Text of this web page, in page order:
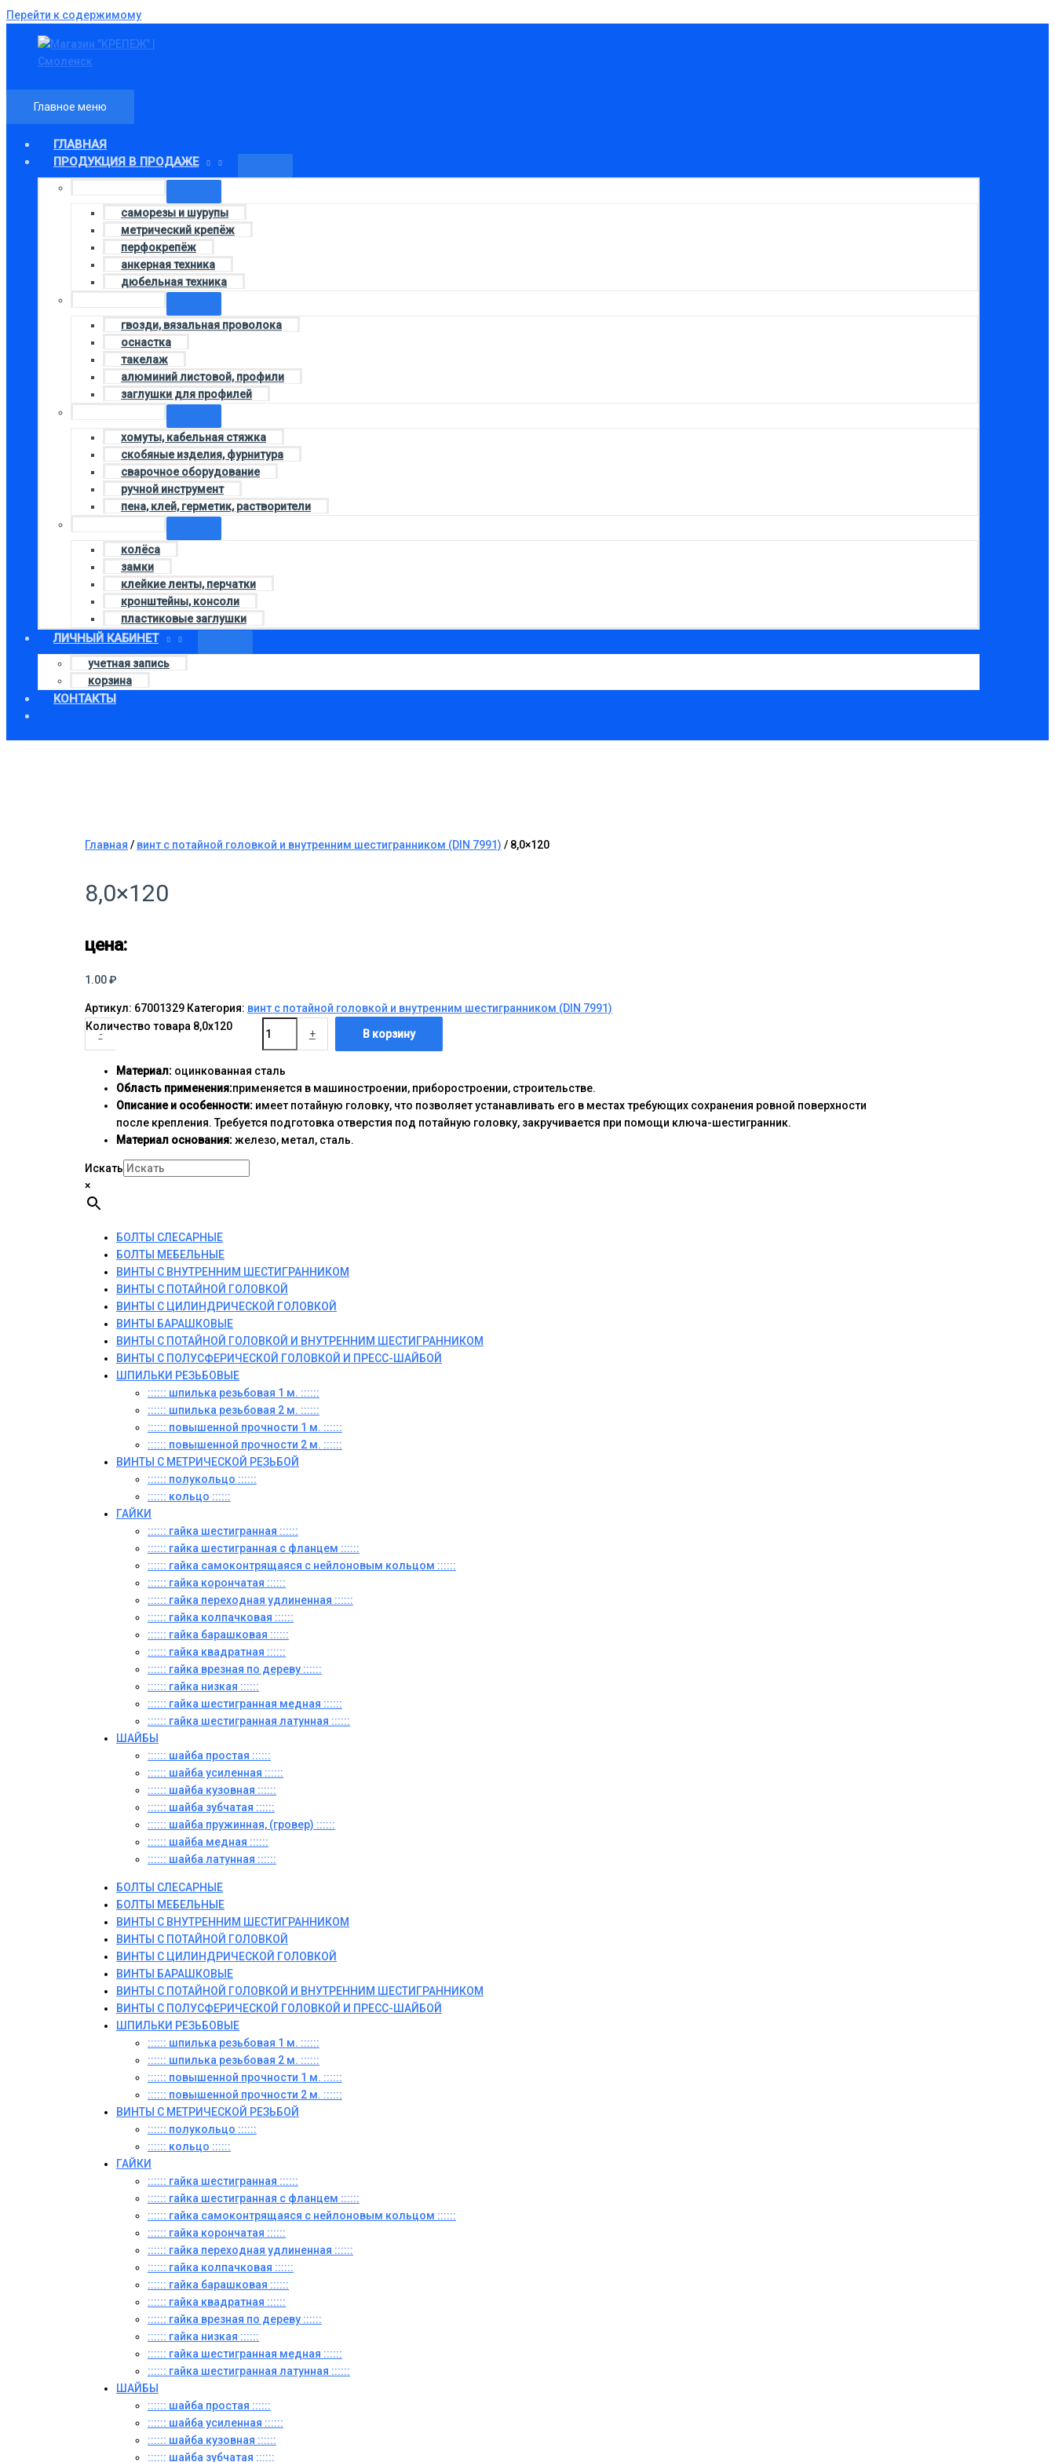
Перейти к содержимому
Главное меню
ГЛАВНАЯ
ПРОДУКЦИЯ В ПРОДАЖЕ
саморезы и шурупы
метрический крепёж
перфокрепёж
анкерная техника
дюбельная техника
гвозди, вязальная проволока
оснастка
такелаж
алюминий листовой, профили
заглушки для профилей
хомуты, кабельная стяжка
скобяные изделия, фурнитура
сварочное оборудование
ручной инструмент
пена, клей, герметик, растворители
колёса
замки
клейкие ленты, перчатки
кронштейны, консоли
пластиковые заглушки
ЛИЧНЫЙ КАБИНЕТ
учетная запись
корзина
КОНТАКТЫ
Главная / винт с потайной головкой и внутренним шестигранником (DIN 7991) / 8,0×120
8,0×120
цена:
1.00₽
Артикул: 67001329 Категория: винт с потайной головкой и внутренним шестигранником (DIN 7991)
-
Количество товара 8,0x120
+ В корзину
Материал: оцинкованная сталь
Область применения:применяется в машиностроении, приборостроении, строительстве.
Описание и особенности: имеет потайную головку, что позволяет устанавливать его в местах требующих сохранения ровной поверхности
после крепления. Требуется подготовка отверстия под потайную головку, закручивается при помощи ключа-шестигранник.
Материал основания:железо, метал, сталь.
Искать
×
БОЛТЫ СЛЕСАРНЫЕ
БОЛТЫ МЕБЕЛЬНЫЕ
ВИНТЫ С ВНУТРЕННИМ ШЕСТИГРАННИКОМ
ВИНТЫ С ПОТАЙНОЙ ГОЛОВКОЙ
ВИНТЫ С ЦИЛИНДРИЧЕСКОЙ ГОЛОВКОЙ
ВИНТЫ БАРАШКОВЫЕ
ВИНТЫ С ПОТАЙНОЙ ГОЛОВКОЙ И ВНУТРЕННИМ ШЕСТИГРАННИКОМ
ВИНТЫ С ПОЛУСФЕРИЧЕСКОЙ ГОЛОВКОЙ И ПРЕСС-ШАЙБОЙ
ШПИЛЬКИ РЕЗЬБОВЫЕ
:::::: шпилька резьбовая 1 м. ::::::
:::::: шпилька резьбовая 2 м. ::::::
:::::: повышенной прочности 1 м. ::::::
:::::: повышенной прочности 2 м. ::::::
ВИНТЫ C МЕТРИЧЕСКОЙ РЕЗЬБОЙ
:::::: полукольцо ::::::
:::::: кольцо ::::::
ГАЙКИ
:::::: гайка шестигранная ::::::
:::::: гайка шестигранная с фланцем ::::::
:::::: гайка самоконтрящаяся с нейлоновым кольцом ::::::
:::::: гайка корончатая ::::::
:::::: гайка переходная удлиненная ::::::
:::::: гайка колпачковая ::::::
:::::: гайка барашковая ::::::
:::::: гайка квадратная ::::::
:::::: гайка врезная по дереву ::::::
:::::: гайка низкая ::::::
:::::: гайка шестигранная медная ::::::
:::::: гайка шестигранная латунная ::::::
ШАЙБЫ
:::::: шайба простая ::::::
:::::: шайба усиленная ::::::
:::::: шайба кузовная ::::::
:::::: шайба зубчатая ::::::
:::::: шайба пружинная, (гровер) ::::::
:::::: шайба медная ::::::
:::::: шайба латунная ::::::
БОЛТЫ СЛЕСАРНЫЕ
БОЛТЫ МЕБЕЛЬНЫЕ
ВИНТЫ С ВНУТРЕННИМ ШЕСТИГРАННИКОМ
ВИНТЫ С ПОТАЙНОЙ ГОЛОВКОЙ
ВИНТЫ С ЦИЛИНДРИЧЕСКОЙ ГОЛОВКОЙ
ВИНТЫ БАРАШКОВЫЕ
ВИНТЫ С ПОТАЙНОЙ ГОЛОВКОЙ И ВНУТРЕННИМ ШЕСТИГРАННИКОМ
ВИНТЫ С ПОЛУСФЕРИЧЕСКОЙ ГОЛОВКОЙ И ПРЕСС-ШАЙБОЙ
ШПИЛЬКИ РЕЗЬБОВЫЕ
:::::: шпилька резьбовая 1 м. ::::::
:::::: шпилька резьбовая 2 м. ::::::
:::::: повышенной прочности 1 м. ::::::
:::::: повышенной прочности 2 м. ::::::
ВИНТЫ C МЕТРИЧЕСКОЙ РЕЗЬБОЙ
:::::: полукольцо ::::::
:::::: кольцо ::::::
ГАЙКИ
:::::: гайка шестигранная ::::::
:::::: гайка шестигранная с фланцем ::::::
:::::: гайка самоконтрящаяся с нейлоновым кольцом ::::::
:::::: гайка корончатая ::::::
:::::: гайка переходная удлиненная ::::::
:::::: гайка колпачковая ::::::
:::::: гайка барашковая ::::::
:::::: гайка квадратная ::::::
:::::: гайка врезная по дереву ::::::
:::::: гайка низкая ::::::
:::::: гайка шестигранная медная ::::::
:::::: гайка шестигранная латунная ::::::
ШАЙБЫ
:::::: шайба простая ::::::
:::::: шайба усиленная ::::::
:::::: шайба кузовная ::::::
:::::: шайба зубчатая ::::::